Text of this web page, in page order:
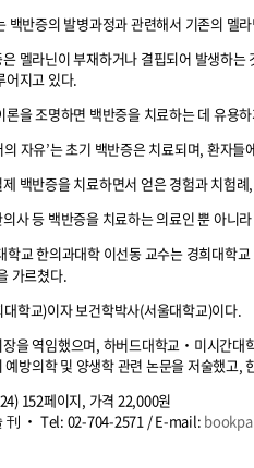
백반증의 발병과정과 관련해서 기존의 멜
멜라닌이 부재하거나 결핍되어 발생하
어지고 있다.
론을 조명하면 백반증을 치료하는 데 유용
자유’는 초기 백반증은 치료되며, 환자
백반증을 치료하면서 얻은 경험과 치험
사 등 백반증을 치료하는 의료인 뿐 아니
학교 한의과대학 이선동 교수는 경희대학
가르쳤다.
학교)이자 보건학박사(서울대학교)이다.
을 역임했으며, 하버드대학교‧미시간대
예방의학 및 양생학 관련 논문을 저술했고,
152페이지, 가격 22,000원
刊 ‧ Tel: 02-704-2571 / E-mail: